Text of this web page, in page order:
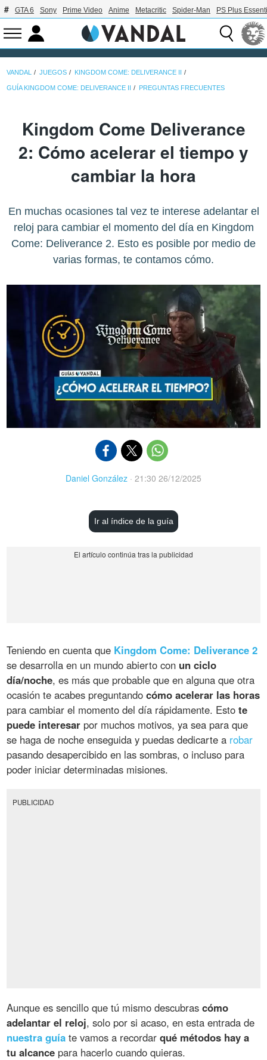
GTA 6 Sony Prime Video Anime Metacritic Spider-Man PS Plus
VANDAL JUEGOS KINGDOM COME: DELIVERANCE II
GUÍA KINGDOM COME: DELIVERANCE II PREGUNTAS FRECUENTES
Kingdom Come Deliverance
2: Cómo acelerar el tiempo y
cambiar la hora
En muchas ocasiones tal vez te interese adelantar el
reloj para cambiar el momento del día en Kingdom
Come: Deliverance 2. Esto es posible por medio de
varias formas, te contamos cómo.
Daniel González · 21:30 26/12/2025
Ir al índice de la guía
Teniendo en cuenta que Kingdom Come: Deliverance 2
se desarrolla en un mundo abierto con un ciclo
día/noche, es más que probable que en alguna que otra
ocasión te acabes preguntandocómo acelerar las horas
para cambiar el momento del día rápidamente. Estote
puede interesar por muchos motivos, ya sea para que
se haga de noche enseguida y puedas dedicarte a robar
pasando desapercibido en las sombras, o incluso para
poder iniciar determinadas misiones.
PUBLICIDAD
Aunque es sencillo que tú mismo descubrascómo
adelantar el reloj, solo por si acaso, en esta entrada de
nuestra guía te vamos a recordarqué métodos hay a
tu alcance para hacerlo cuando quieras.